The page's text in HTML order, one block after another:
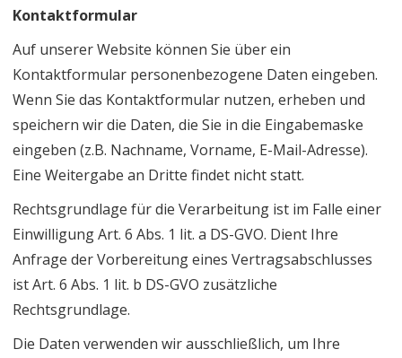
Kontaktformular
Auf unserer Website können Sie über ein
Kontaktformular personenbezogene Daten eingeben.
Wenn Sie das Kontaktformular nutzen, erheben und
speichern wir die Daten, die Sie in die Eingabemaske
eingeben (z.B. Nachname, Vorname, E-Mail-Adresse).
Eine Weitergabe an Dritte findet nicht statt.
Rechtsgrundlage für die Verarbeitung ist im Falle einer
Einwilligung Art. 6 Abs. 1 lit. a DS-GVO. Dient Ihre
Anfrage der Vorbereitung eines Vertragsabschlusses
ist Art. 6 Abs. 1 lit. b DS-GVO zusätzliche
Rechtsgrundlage.
Die Daten verwenden wir ausschließlich, um Ihre